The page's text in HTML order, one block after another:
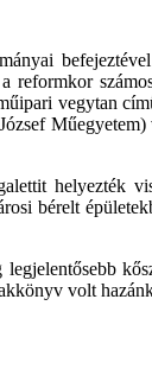
vegytan
helyezték
bérelt
volt